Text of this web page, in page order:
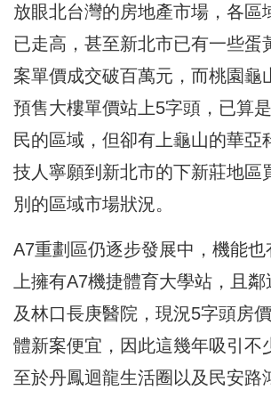
放眼北台灣的房地產市場，各區
已走高，甚至新北市已有一些蛋
案單價成交破百萬元，而桃園龜
預售大樓單價站上5字頭，已算
民的區域，但卻有上龜山的華亞
技人寧願到新北市的下新莊地區
別的區域市場狀況。
A7重劃區仍逐步發展中，機能也
上擁有A7機捷體育大學站，且
及林口長庚醫院，現況5字頭房
體新案便宜，因此這幾年吸引不
至於丹鳳迴龍生活圈以及民安路